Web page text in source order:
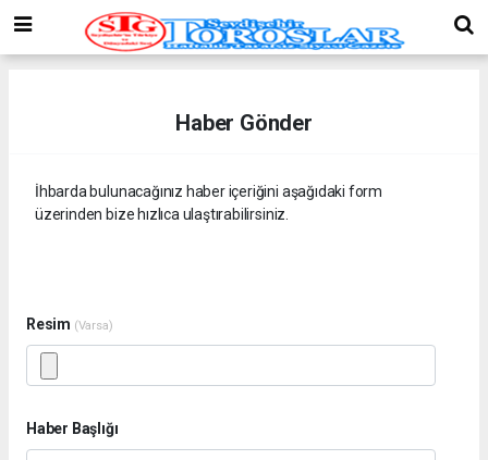
Haber Gönder
İhbarda bulunacağınız haber içeriğini aşağıdaki form
üzerinden bize hızlıca ulaştırabilirsiniz.
Resim (Varsa)
Haber Başlığı